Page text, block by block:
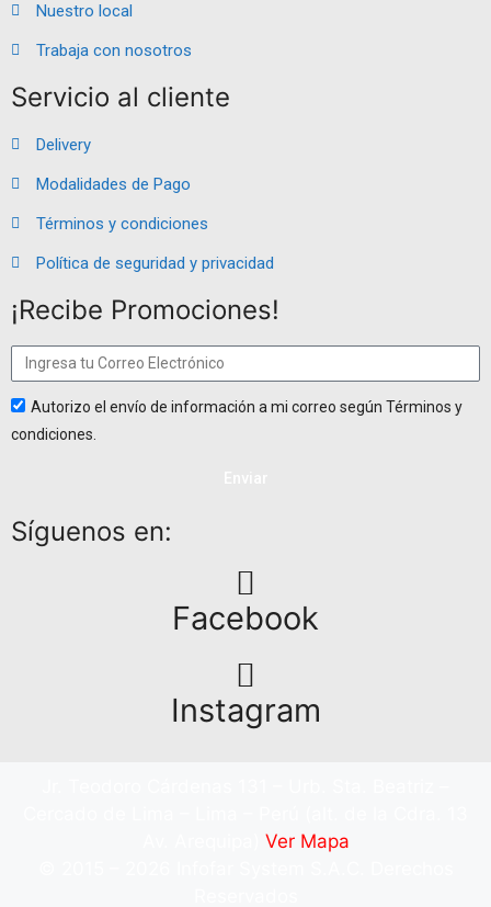
Nuestro local
Trabaja con nosotros
Servicio al cliente
Delivery
Modalidades de Pago
Términos y condiciones
Política de seguridad y privacidad
¡Recibe Promociones!
Autorizo el envío de información a mi correo según Términos y
condiciones.
Síguenos en:
Facebook
Instagram
Ver Mapa